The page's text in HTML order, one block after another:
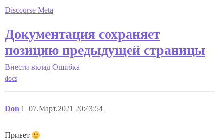
Discourse Meta
Документация сохраняет
позицию предыдущей страницы
Внести вклад Ошибка
docs
Don 07.Март.2021 20:43:54
1
Привет